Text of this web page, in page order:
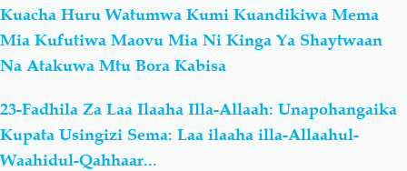
Kuacha Huru Watumwa Kumi Kuandikiwa Mema
Mia Kufutiwa Maovu Mia Ni Kinga Ya Shaytwaan
Na Atakuwa Mtu Bora Kabisa
23-Fadhila Za Laa Ilaaha Illa-Allaah: Unapohangaika
Kupata Usingizi Sema: Laa ilaaha illa-Allaahul-
Waahidul-Qahhaar...